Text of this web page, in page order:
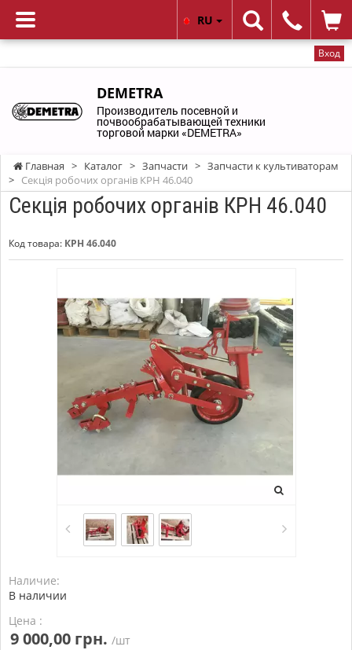
Вход
RU
DEMETRA
Производитель посевной и
почвообрабатывающей техники
торговой марки «DEMETRA»
Главная > Каталог > Запчасти > Запчасти к культиваторам
> Секція робочих органів КРН 46.040
Секція робочих органів КРН 46.040
Код товара: КРН 46.040
Наличие:
В наличии
Цена :
9 000,00 грн. /шт